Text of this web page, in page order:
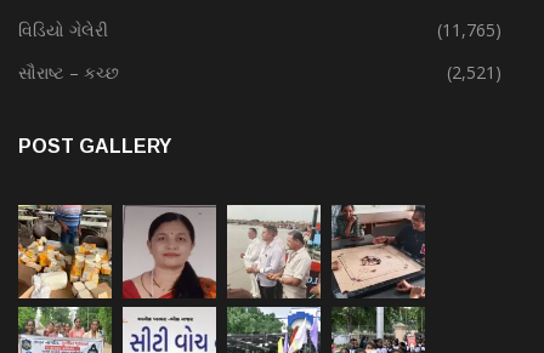
વિડિયો ગેલેરી
(11,765)
સૌરાષ્ટ – કચ્છ
(2,521)
POST GALLERY